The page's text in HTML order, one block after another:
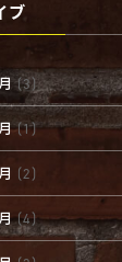
ブ
(3)
(1)
(2)
(4)